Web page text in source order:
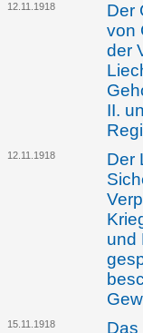
12.11.1918
Der
von
der
II.
12.11.1918
Der
und
15.11.1918 Das